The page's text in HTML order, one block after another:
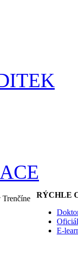
Trenčíne
RÝCHLE
E-